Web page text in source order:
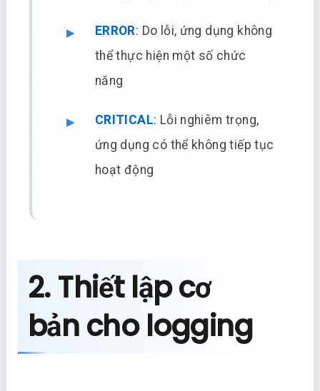
ERROR: Do lỗi, ứng dụng không
thể thực hiện một số chức
năng
CRITICAL: Lỗi nghiêm trọng,
ứng dụng có thể không tiếp tục
hoạt động
2. Thiết lập cơ
bản cho logging